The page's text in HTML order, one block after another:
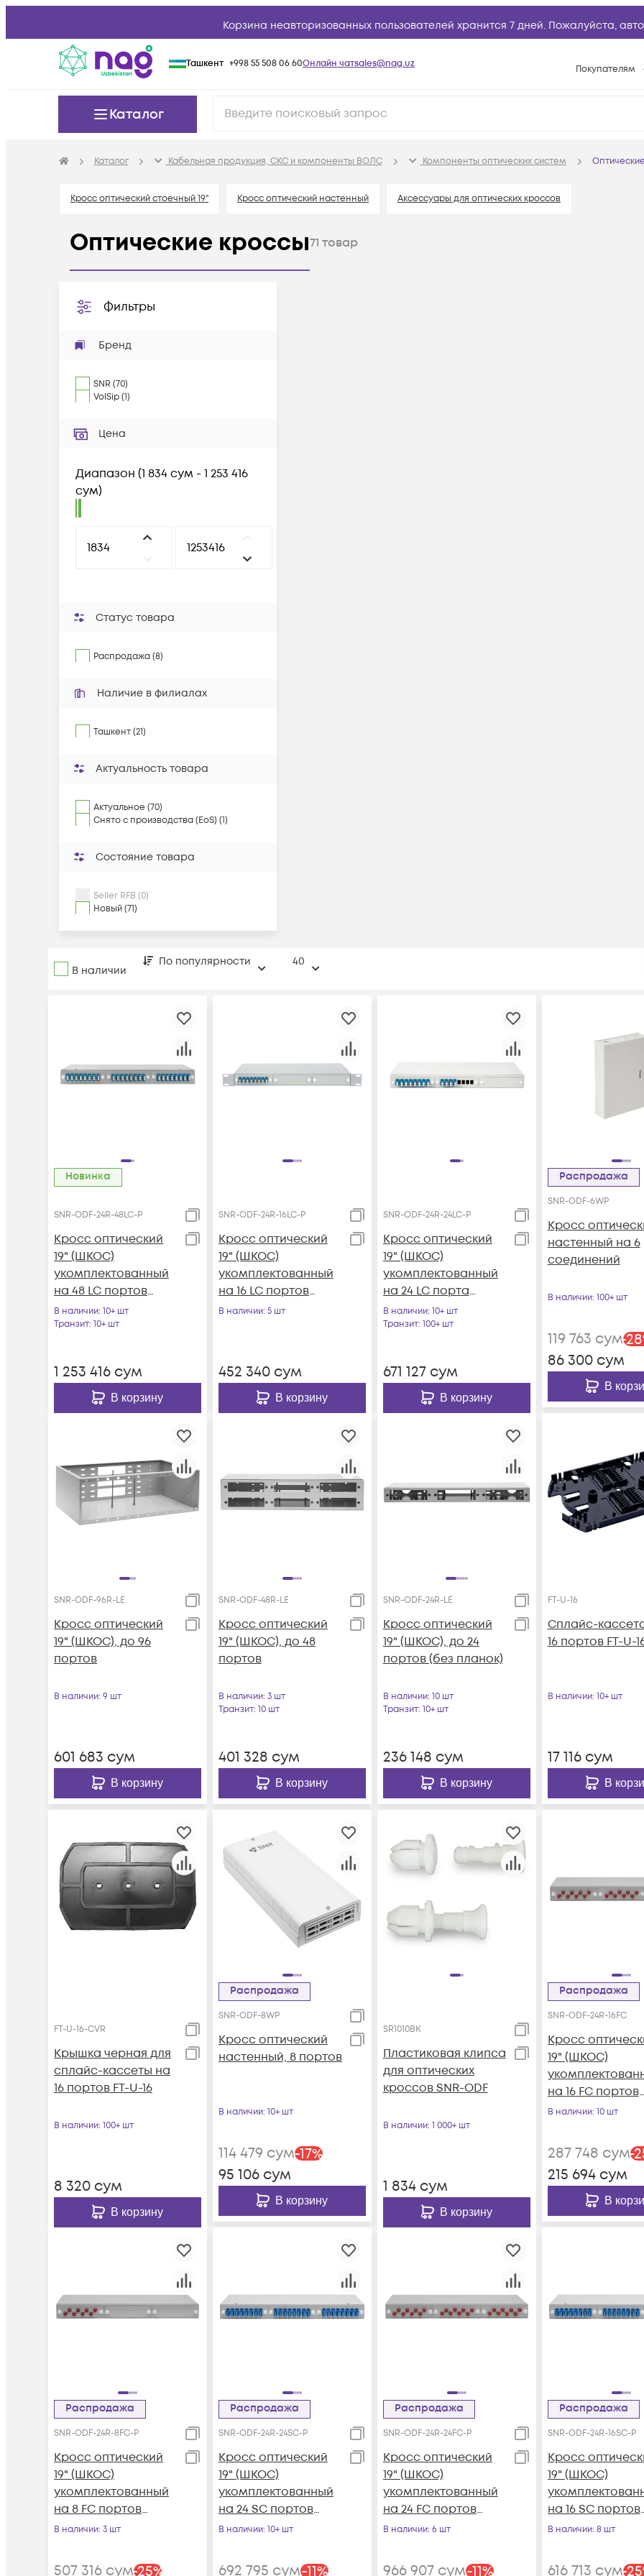
Корзина неавторизованных пользователей хранится 7 дней. Пожалуйста,
Ташкент +998 55 508 06 60Онлайн чатsales@nag.uz Покупателям
Вопросы и
Каталог
Каталог Кабельная продукция, СКС и компоненты ВОЛС Компоненты оптических систем
Кросс оптический стоечный 19" Кросс оптический настенный Аксессуары для оптических кроссов
Оптические кроссы71 товар
Фильтры
Бренд
SNR (70)
VolSip(1)
Цена
Диапазон (1 834 сум - 1 253 416
сум)
Статус товара
Распродажа (8)
Наличие в филиалах
Ташкент (21)
Актуальность товара
Актуальное (70)
Снято с производства (EoS) (1)
Состояние товара
Seller RFB (0)
Новый (71)
В наличии
По популярности 40
Новинка
SNR-ODF-24R-48LC-P
Кросс оптический
19" (ШКОС)
укомплектованный
на 48 LC портов
(комплект с
розетками и
В наличии: 10+ шт
Транзит: 10+ шт
1 253 416 сум
В корзину
SNR-ODF-24R-16LC-P
Кросс оптический
19" (ШКОС)
укомплектованный
на 16 LC портов
(комплект с
В наличии: 5 шт
452 340сум
В корзину
SNR-ODF-24R-24LC-P
Кросс оптический
19" (ШКОС)
укомплектованный
на 24 LC порта
(комплект с
розетками и
В наличии: 10+ шт
Транзит: 100+ шт
671 127сум
В корзину
Распродажа
SNR-ODF-6WP
Кросс
настенный на 6
соединений
В наличии: 100+ шт
119 763 сум-28
86 300сум
В
SNR-ODF-96R-LE
Кросс оптический
19" (ШКОС), до 96
портов
В наличии: 9 шт
601 683 сум
В корзину
SNR-ODF-48R-LE
Кросс оптический
19" (ШКОС), до 48
портов
В наличии: 3 шт
Транзит: 10 шт
401 328 сум
В корзину
SNR-ODF-24R-LE
Кросс оптический
19" (ШКОС), до 24
портов (без планок)
В наличии: 10 шт
Транзит: 10+ шт
236 148 сум
В корзину
FT-U-16
Сплайс-
16 портов FT-U-
В наличии: 10+ шт
17 116сум
В
FT-U-16-CVR
Крышка черная для
сплайс-кассеты на
16 портов FT-U-16
В наличии: 100+ шт
8 320 сум
В корзину
Распродажа
SNR-ODF-8WP
Кросс оптический
настенный, 8 портов
В наличии: 10+ шт
114 479 сум-17%
95 106сум
В корзину
SR1010BK
Пластиковая клипса
для оптических
кроссов SNR-ODF
В наличии: 1 000+ шт
1 834сум
В корзину
Распродажа
SNR-ODF-24R-16FC
Кросс
19" (ШКОС)
на 16 FC портов
(комплект с
В наличии: 10 шт
287 748 сум-
215 694сум
В
Распродажа
SNR-ODF-24R-8FC-P
Кросс оптический
19" (ШКОС)
укомплектованный
на 8 FC портов
(комплект с
В наличии: 3 шт
507 316 сум-25%
Распродажа
SNR-ODF-24R-24SC-P
Кросс оптический
19" (ШКОС)
укомплектованный
на 24 SC портов
(комплект с
В наличии: 10+ шт
692 795 сум-11%
Распродажа
SNR-ODF-24R-24FC-P
Кросс оптический
19" (ШКОС)
укомплектованный
на 24 FC портов
(комплект с
В наличии: 6 шт
966 907сум-11%
Распродажа
SNR-ODF-24R-16SC-P
Кросс
19" (ШКОС)
на 16 SC портов
(комплект с
В наличии: 8 шт
616 713 сум-25